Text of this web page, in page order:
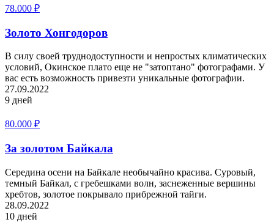
78.000 ₽
Золото Хонгодоров
В силу своей труднодоступности и непростых климатических
условий, Окинское плато еще не "затоптано" фотографами. У
вас есть возможность привезти уникальные фотографии.
27.09.2022
9 дней
80.000 ₽
За золотом Байкала
Середина осени на Байкале необычайно красива. Суровый,
темный Байкал, с гребешками волн, заснеженные вершины
хребтов, золотое покрывало прибрежной тайги.
28.09.2022
10 дней